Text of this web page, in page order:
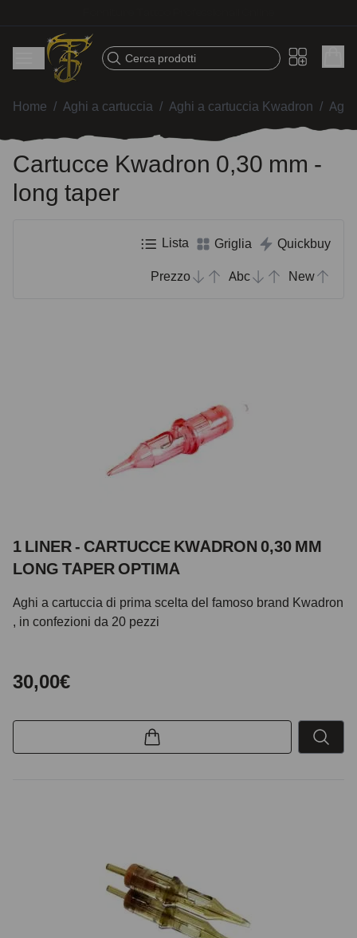
Cerca prodotti
Home / Aghi a cartuccia / Aghi a cartuccia Kwadron /
Cartucce Kwadron 0,30 mm -
long taper
Lista Griglia Quickbuy
Prezzo Abc New
1 LINER - CARTUCCE KWADRON 0,30 MM
LONG TAPER OPTIMA
Aghi a cartuccia di prima scelta del famoso brand Kwadron
, in confezioni da 20 pezzi
30,00€